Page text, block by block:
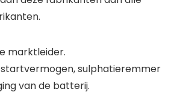
marktleider.
startvermogen, sulphatieremmer
van de batterij.